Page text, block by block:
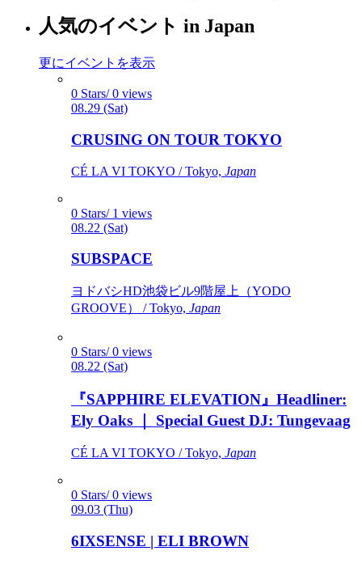
人気のイベント in Japan
更にイベントを表示
0 Stars/ 0 views
08.29 (Sat)
CRUSING ON TOUR TOKYO
CÉ LA VI TOKYO / Tokyo, Japan
0 Stars/ 1 views
08.22 (Sat)
SUBSPACE
ヨドバシHD池袋ビル9階屋上（YODO
GROOVE） / Tokyo, Japan
0 Stars/ 0 views
08.22 (Sat)
『SAPPHIRE ELEVATION』Headliner:
Ely Oaks ｜ Special Guest DJ: Tungevaag
CÉ LA VI TOKYO / Tokyo, Japan
0 Stars/ 0 views
09.03 (Thu)
6IXSENSE | ELI BROWN